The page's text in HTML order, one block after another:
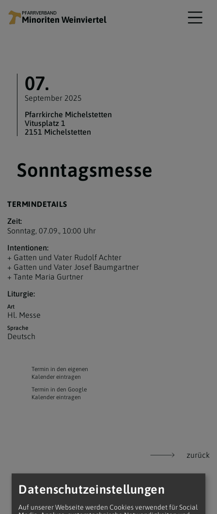
PFARRVERBAND
Minoriten Weinviertel
07.
September 2025
Pfarrkirche Michelstetten
Vitusplatz 1
2151 Michelstetten
Sonntagsmesse
TERMINDETAILS
Zeit:
Sonntag, 07.09., 10:00 Uhr
Intentionen:
+ Gatten und Vater Rudolf Achter
+ Gatten und Vater Josef Baumgartner
+ Tante Maria Gurtner
Liturgie:
Art
Hl. Messe
Sprache
Deutsch
Termin in den eigenen
Kalender eintragen
Termin in den Google
Kalender eintragen
zurück
Datenschutzeinstellungen
Auf unserer Webseite werden Cookies verwendet für Social